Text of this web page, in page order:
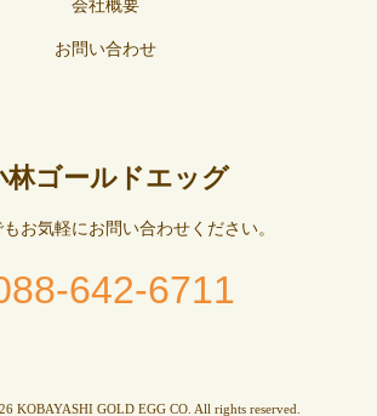
会社概要
お問い合わせ
林ゴールドエッグ
お気軽にお問い合わせください。
642-6711
KOBAYASHI GOLD EGG CO. All rights reserved.